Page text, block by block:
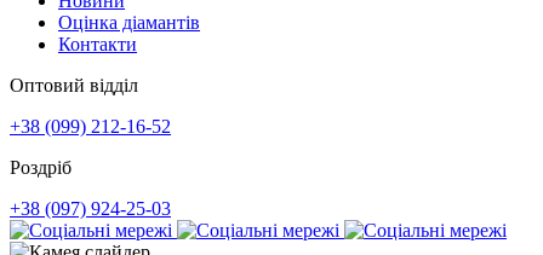
Оцінка діамантів
Контакти
Оптовий відділ
+38 (099) 212-16-52
Роздріб
+38 (097) 924-25-03